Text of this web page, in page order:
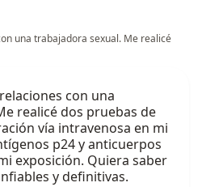
una trabajadora sexual. Me realicé
con una
realicé dos pruebas de
vía intravenosa en mi
p24 y anticuerpos
exposición. Quiera saber
y definitivas.